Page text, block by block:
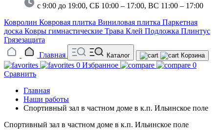
с 9:00 до 19:00, СБ 10:00 – 17:00, ВС 11:00 – 17:00
Ковролин Ковровая плитка Виниловая плитка Паркетная
доска Ковры гимнастические Трава Клей Подложка Плинтус
Грязезащита
Главная
Каталог Корзина
0 Избранное
0
Сравнить
Главная
Наши работы
Спортивный зал в частном доме в к.п. Ильинское поле
Спортивный зал в частном доме в к.п. Ильинское поле